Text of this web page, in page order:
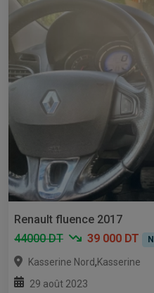
Renault fluence 2017
44000 DT
39 000 DT
Kasserine Nord,Kasserine
29 août 2023